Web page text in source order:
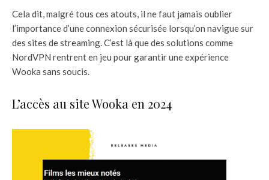
Cela dit, malgré tous ces atouts, il ne faut jamais oublier
l’importance d’une connexion sécurisée lorsqu’on navigue sur
des sites de streaming. C’est là que des solutions comme
NordVPN rentrent en jeu pour garantir une expérience
Wooka sans soucis.
L’accès au site Wooka en 2024